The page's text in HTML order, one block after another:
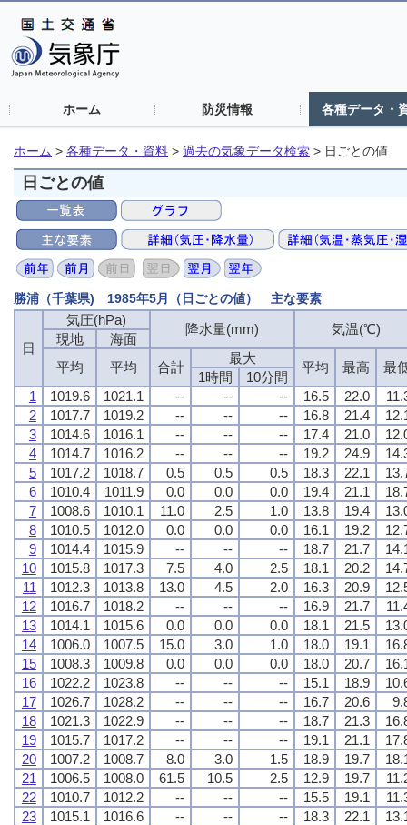
ホーム 防災情報 各種データ・
ホーム > 各種データ・資料 > 過去の気象データ検索 > 日ごとの値
日ごとの値
勝浦（千葉県) 1985年5月（日ごとの値） 主な要素
日
気圧(hPa)
降水量(mm) 気温(℃)
現地
海面
平均
平均 合計
最大
平均 最高 最
1時間
10分間
1
1019.6 1021.1 -- -- -- 16.5 22.0
2
1017.7 1019.2 -- -- -- 16.8 21.4
3
1014.6 1016.1 -- -- -- 17.4 21.0
4
1014.7 1016.2 -- -- -- 19.2 24.9
5
1017.2 1018.7 0.5 0.5 0.5 18.3 22.1
6
1010.4 1011.9 0.0 0.0 0.0 19.4 21.1
7
1008.6 1010.1 11.0 2.5 1.0 13.8 19.4
8
1010.5 1012.0 0.0 0.0 0.0 16.1 19.2
9
1014.4 1015.9 -- -- -- 18.7 21.7
10
1015.8 1017.3 7.5 4.0 2.5 18.1 20.2
11
1012.3 1013.8 13.0 4.5 2.0 16.3 20.9
12
1016.7 1018.2 -- -- -- 16.9 21.7
13
1014.1 1015.6 0.0 0.0 0.0 18.1 21.5
14
1006.0 1007.5 15.0 3.0 1.0 18.0 19.1
15
1008.3 1009.8 0.0 0.0 0.0 18.0 20.7
16
1022.2 1023.8 -- -- -- 15.1 18.9
17
1026.7 1028.2 -- -- -- 16.7 20.6
18
1021.3 1022.9 -- -- -- 18.7 21.3
19
1015.7 1017.2 -- -- -- 19.1 21.1
20
1007.2 1008.7 8.0 3.0 1.5 18.9 19.7
21
1006.5 1008.0 61.5 10.5 2.5 12.9 19.7
22
1010.7 1012.2 -- -- -- 15.5 19.1
23
1015.1 1016.6 -- -- -- 18.3 22.1